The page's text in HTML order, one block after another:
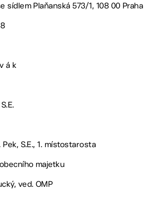
sídlem Plaňanská 573/1, 108 00 Praha
á k
S.E., 1. místostarosta
majetku
ved. OMP